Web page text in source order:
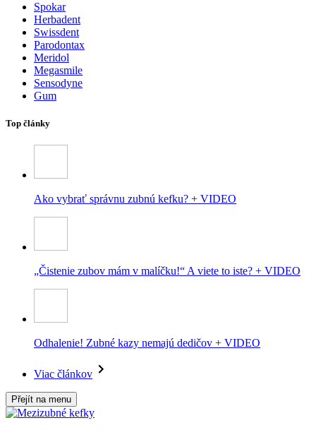
Spokar
Herbadent
Swissdent
Parodontax
Meridol
Megasmile
Sensodyne
Gum
Top články
Ako vybrať správnu zubnú kefku? + VIDEO
„Čistenie zubov mám v malíčku!“ A viete to iste? + VIDEO
Odhalenie! Zubné kazy nemajú dedičov + VIDEO
Viac článkov
Přejít na menu